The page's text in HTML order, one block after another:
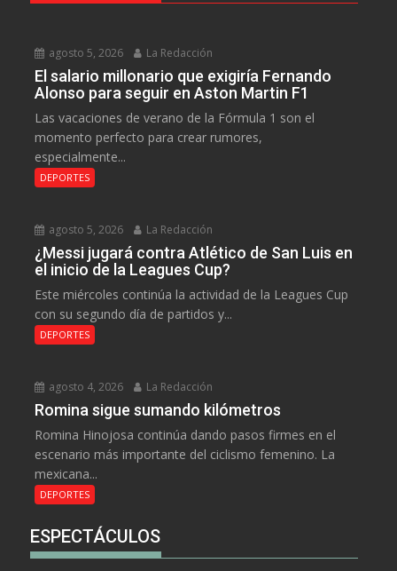
agosto 5, 2026 La Redacción
El salario millonario que exigiría Fernando
Alonso para seguir en Aston Martin F1
Las vacaciones de verano de la Fórmula 1 son el
momento perfecto para crear rumores,
especialmente...
DEPORTES
agosto 5, 2026 La Redacción
¿Messi jugará contra Atlético de San Luis en
el inicio de la Leagues Cup?
Este miércoles continúa la actividad de la Leagues Cup
con su segundo día de partidos y...
DEPORTES
agosto 4, 2026 La Redacción
Romina sigue sumando kilómetros
Romina Hinojosa continúa dando pasos firmes en el
escenario más importante del ciclismo femenino. La
mexicana...
DEPORTES
ESPECTÁCULOS